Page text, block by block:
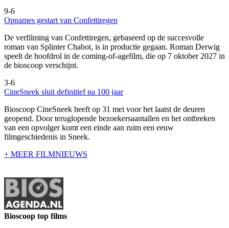
9-6
Opnames gestart van Confettiregen
De verfilming van Confettiregen, gebaseerd op de succesvolle
roman van Splinter Chabot, is in productie gegaan. Roman Derwig
speelt de hoofdrol in de coming-of-agefilm, die op 7 oktober 2027 in
de bioscoop verschijnt.
3-6
CineSneek sluit definitief na 100 jaar
Bioscoop CineSneek heeft op 31 mei voor het laatst de deuren
geopend. Door teruglopende bezoekersaantallen en het ontbreken
van een opvolger komt een einde aan ruim een eeuw
filmgeschiedenis in Sneek.
+ MEER FILMNIEUWS
Bioscoop top films